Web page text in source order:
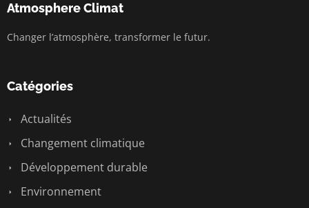
Atmosphere Climat
Changer l’atmosphère, transformer le futur.
Catégories
Actualités
Changement climatique
Développement durable
Environnement